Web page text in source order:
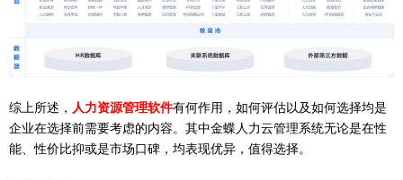
综上所述， 人力资源管理软件有何作用，如何评估以及如何选择均是
企业在选择前需要考虑的内容。其中金蝶人力云管理系统无论是在性
能、性价比抑或是市场口碑，均表现优异，值得选择。